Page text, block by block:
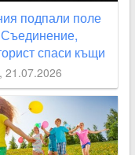
подпали поле
спаси къщи
от
ад ВИДЕО
21.07.2026